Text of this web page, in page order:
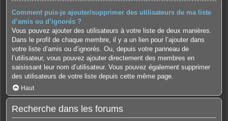
Comment puis-je ajouter/supprimer des utilisateurs de ma liste
d’amis ou d’ignorés ?
Vous pouvez ajouter des utilisateurs à votre liste de deux manières.
Dans le profil de chaque membre, il y a un lien pour l’ajouter dans
votre liste d’amis ou d’ignorés. Ou, depuis votre panneau de
l’utilisateur, vous pouvez ajouter directement des membres en
saisissant leur nom d’utilisateur. Vous pouvez également supprimer
des utilisateurs de votre liste depuis cette même page.
Haut
Recherche dans les forums